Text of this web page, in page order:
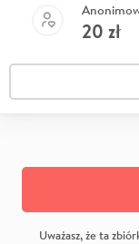
20 zł
Uważasz, że ta